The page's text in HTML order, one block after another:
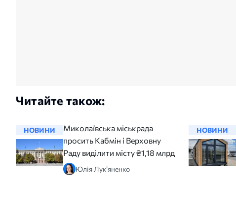
Читайте також:
НОВИНИ
Миколаївська міськрада
просить Кабмін і Верховну
Раду виділити місту ₴1,18 млрд
Юлія Лук’яненко
НОВИНИ